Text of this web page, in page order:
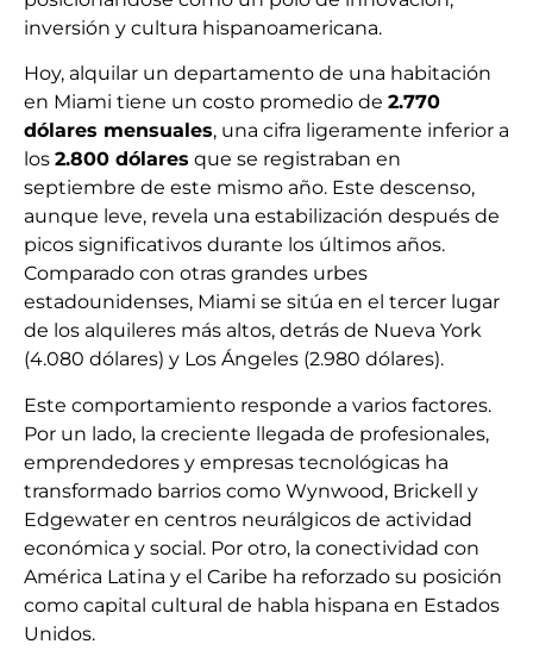
inversión y cultura hispanoamericana.
Hoy, alquilar un departamento de una habitación
en Miami tiene un costo promedio de 2.770
dólares mensuales, una cifra ligeramente inferior a
los 2.800 dólares que se registraban en
septiembre de este mismo año. Este descenso,
aunque leve, revela una estabilización después de
picos significativos durante los últimos años.
Comparado con otras grandes urbes
estadounidenses, Miami se sitúa en el tercer lugar
de los alquileres más altos, detrás de Nueva York
(4.080 dólares) y Los Ángeles (2.980 dólares).
Este comportamiento responde a varios factores.
Por un lado, la creciente llegada de profesionales,
emprendedores y empresas tecnológicas ha
transformado barrios como Wynwood, Brickell y
Edgewater en centros neurálgicos de actividad
económica y social. Por otro, la conectividad con
América Latina y el Caribe ha reforzado su posición
como capital cultural de habla hispana en Estados
Unidos.